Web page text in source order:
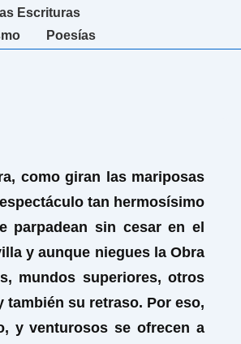
Escrituras
Poesías
como giran las mariposas
tan hermosísimo
parpadean sin cesar en el
y aunque niegues la Obra
mundos superiores, otros
su retraso. Por eso,
y venturosos se ofrecen a